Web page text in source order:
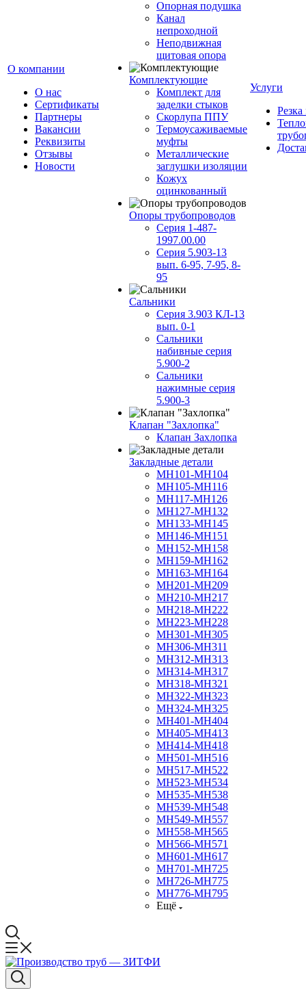
О компании
О нас
Сертификаты
Партнеры
Вакансии
Реквизиты
Отзывы
Новости
Опорная подушка
Канал
непроходной
Неподвижная
щитовая опора
Комплектующие
Комплект для
заделки стыков
Скорлупа ППУ
Термоусаживаемые
муфты
Металлические
заглушки изоляции
Кожух
оцинкованный
Опоры трубопроводов
Серия 1-487-
1997.00.00
Серия 5.903-13
вып. 6-95, 7-95, 8-
95
Сальники
Серия 3.903 КЛ-13
вып. 0-1
Сальники
набивные серия
5.900-2
Сальники
нажимные серия
5.900-3
Клапан "Захлопка"
Клапан Захлопка
Закладные детали
МН101-МН104
МН105-МН116
МН117-МН126
МН127-МН132
МН133-МН145
МН146-МН151
МН152-МН158
МН159-МН162
МН163-МН164
МН201-МН209
МН210-МН217
МН218-МН222
МН223-МН228
МН301-МН305
МН306-МН311
МН312-МН313
МН314-МН317
МН318-МН321
МН322-МН323
МН324-МН325
МН401-МН404
МН405-МН413
МН414-МН418
МН501-МН516
МН517-МН522
МН523-МН534
МН535-МН538
МН539-МН548
МН549-МН557
МН558-МН565
МН566-МН571
МН601-МН617
МН701-МН725
МН726-МН775
МН776-МН795
Ещё
Услуги
Резка